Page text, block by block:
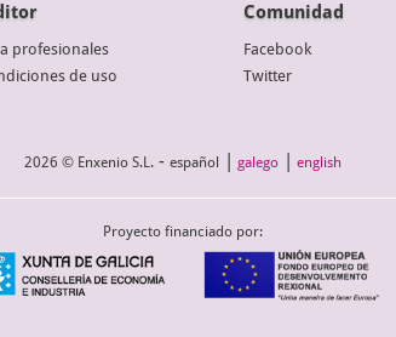
profesionales
de uso
Comunidad
Facebook
Twitter
2026 © Enxenio S.L. - español galego english
Proyecto financiado por: